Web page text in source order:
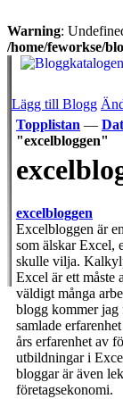
Warning:
/home/feworkse/
Lägg till Blogg
Topplistan —
"excelbloggen"
excelbloggen
Excelbloggen är
som älskar Excel,
skulle vilja.
Excel är ett måste
väldigt många
blogg kommer jag
samlade
års erfarenhet av
utbildningar i
bloggar är även
företagsekonomi.